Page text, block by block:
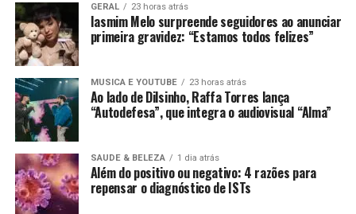
GERAL 23 horas atrás
Iasmim Melo surpreende seguidores ao anunciar
primeira gravidez: “Estamos todos felizes”
MUSICA E YOUTUBE 23 horas atrás
Ao lado de Dilsinho, Raffa Torres lança
“Autodefesa”, que integra o audiovisual “Alma”
SAUDE & BELEZA 1 dia atrás
Além do positivo ou negativo: 4 razões para
repensar o diagnóstico de ISTs